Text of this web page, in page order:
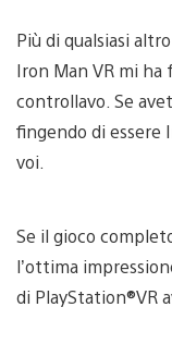
Più di qualsiasi
Iron Man VR mi
controllavo. Se
fingendo di essere
voi.
Se il gioco
l’ottima
di PlayStation®VR